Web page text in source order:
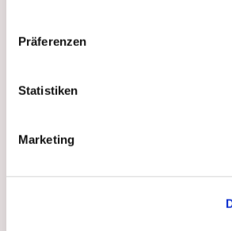
Präferenzen
Statistiken
Marketing
259477434
KV Nordrhein